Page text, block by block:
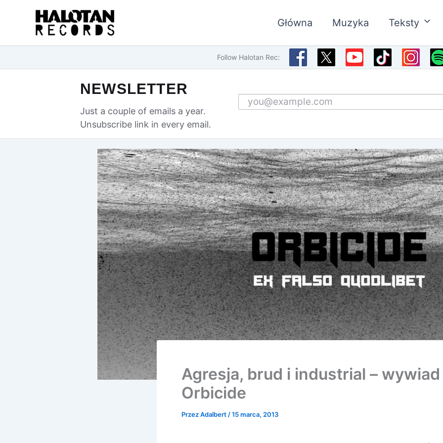
Główna Muzyka Teksty
Follow Halotan Rec:
NEWSLETTER
Just a couple of emails a year.
Unsubscribe link in every email.
Email address
Agresja, brud i industrial –
Orbicide
PrzezAdalbert /15 marca, 2013